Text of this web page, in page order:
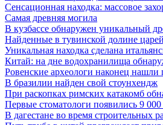
Сенсационная находка: массовое
Самая древняя могила
В кузбассе обнаружен уникальный
Найденные в тувинской долине
Уникальная находка сделана
Китай: на дне водохранилища
Ровенские археологи наконец
В бразилии найден свой стоунхендж
При раскопках римских катакомб
Первые стоматологи появились 9 000
В дагестане во время строительных